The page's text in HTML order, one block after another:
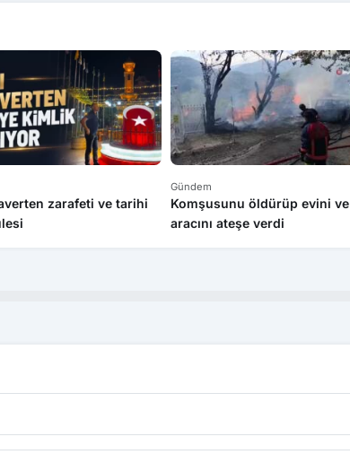
zarafeti ve tarihi
Gündem
Komşusunu öldürüp evini ve
aracını ateşe verdi